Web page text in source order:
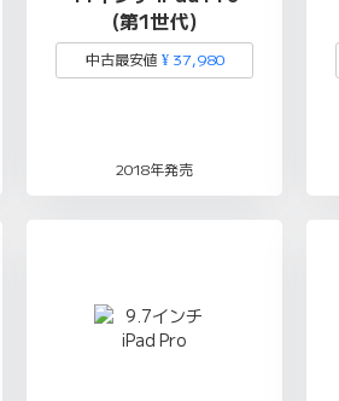
(第1世代)
中古最安値 ¥ 37,980
2018年発売